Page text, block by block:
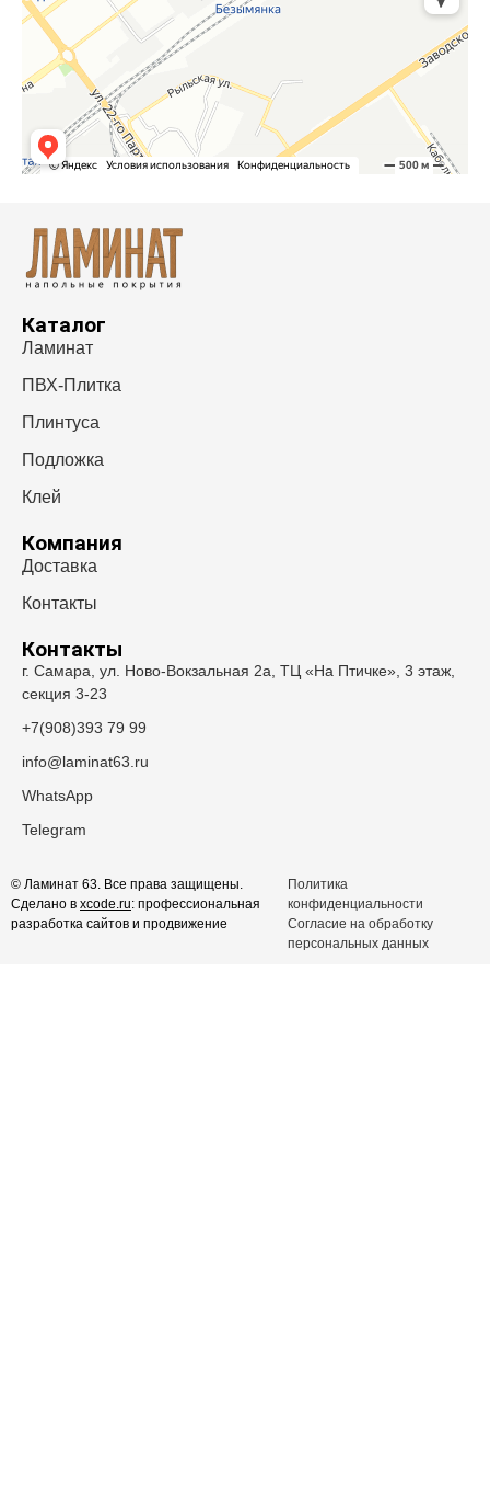
Каталог
Ламинат
ПВХ-Плитка
Плинтуса
Подложка
Клей
Компания
Доставка
Контакты
Контакты
г. Самара, ул. Ново-Вокзальная 2а, ТЦ «На Птичке», 3 этаж,
секция 3-23
+7(908)393 79 99
info@laminat63.ru
WhatsApp
Telegram
© Ламинат 63. Все права защищены.
Сделано в xcode.ru: профессиональная
разработка сайтов и продвижение
Политика
конфиденциальности
Согласие на обработку
персональных данных